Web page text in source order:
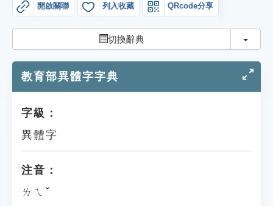
貓頭鷹博士
開啟關聯 列入收藏 QRcode分享
切換辭典 切換
教育部異體字字典
字級：
異體字
注音：
ㄌㄟˇ